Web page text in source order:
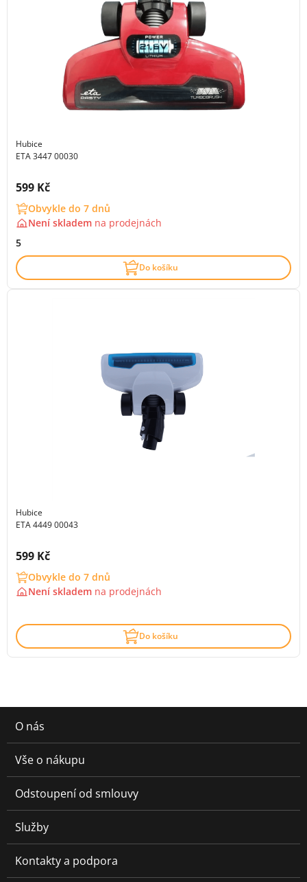
Hubice
ETA 3447 00030
Cena s DPH:
599 Kč
Obvykle do 7 dnů
Není skladem na prodejnách
5
Do košíku
Hubice
ETA 4449 00043
Cena s DPH:
599 Kč
Obvykle do 7 dnů
Není skladem na prodejnách
Do košíku
O nás
Vše o nákupu
Odstoupení od smlouvy
Služby
Kontakty a podpora